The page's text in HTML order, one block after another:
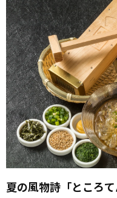
夏の風物詩「ところ